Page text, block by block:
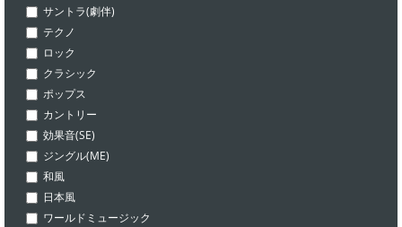
サントラ(劇伴)
テクノ
ロック
クラシック
ポップス
カントリー
効果音(SE)
ジングル(ME)
和風
日本風
ワールドミュージック